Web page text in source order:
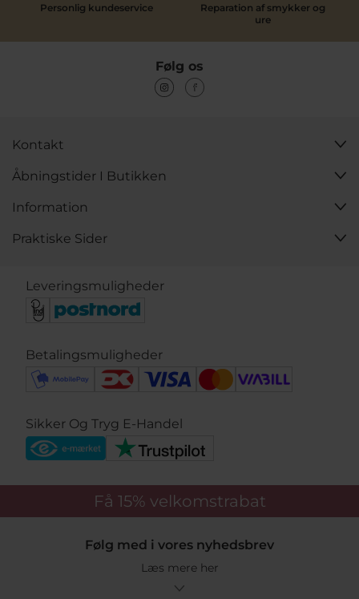
Personlig kundeservice
Reparation af smykker og
ure
Følg os
Kontakt
Åbningstider I Butikken
Information
Praktiske Sider
Leveringsmuligheder
Betalingsmuligheder
Sikker Og Tryg E-Handel
Få 15% velkomstrabat
Følg med i vores nyhedsbrev
Læs mere her